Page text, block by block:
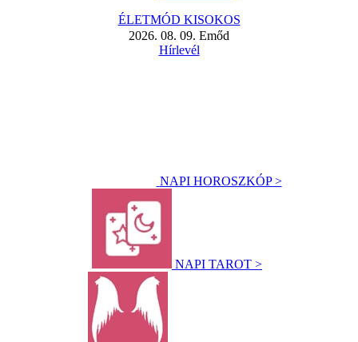
ÉLETMÓD KISOKOS
2026. 08. 09. Emőd
Hírlevél
NAPI HOROSZKÓP >
NAPI TAROT >